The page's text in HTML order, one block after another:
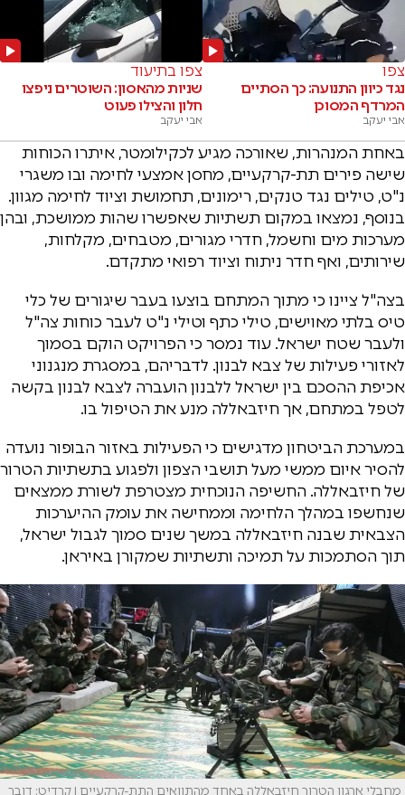
צפו
נגד כיוון התנועה: כך הסתיים
המרדף המסוכן
אבי יעקב
צפו בתיעוד
שניות מהאסון: השוטרים ניפצו
חלון והצילו פעוט
אבי יעקב
באחת המנהרות, שאורכה מגיע לכקילומטר, איתרו הכוחות
שישה פירים תת-קרקעיים, מחסן אמצעי לחימה ובו משגרי
נ"ט, טילים נגד טנקים, רימונים, תחמושת וציוד לחימה מגוון.
בנוסף, נמצאו במקום תשתיות שאפשרו שהות ממושכת, ובהן
מערכות מים וחשמל, חדרי מגורים, מטבחים, מקלחות,
שירותים, ואף חדר ניתוח וציוד רפואי מתקדם.
בצה"ל ציינו כי מתוך המתחם בוצעו בעבר שיגורים של כלי
טיס בלתי מאוישים, טילי כתף וטילי נ"ט לעבר כוחות צה"ל
ולעבר שטח ישראל. עוד נמסר כי הפרויקט הוקם בסמוך
לאזורי פעילות של צבא לבנון. לדבריהם, במסגרת מנגנוני
אכיפת ההסכם בין ישראל ללבנון הועברה לצבא לבנון בקשה
לטפל במתחם, אך חיזבאללה מנע את הטיפול בו.
במערכת הביטחון מדגישים כי הפעילות באזור הבופור נועדה
להסיר איום ממשי מעל תושבי הצפון ולפגוע בתשתיות הטרור
של חיזבאללה. החשיפה הנוכחית מצטרפת לשורת ממצאים
שנחשפו במהלך הלחימה וממחישה את עומק ההיערכות
הצבאית שבנה חיזבאללה במשך שנים סמוך לגבול ישראל,
תוך הסתמכות על תמיכה ותשתיות שמקורן באיראן.
מחבלי ארגון הטרור חיזבאללה באחד מהתוואים התת-קרקעיים | קרדיט: דובר